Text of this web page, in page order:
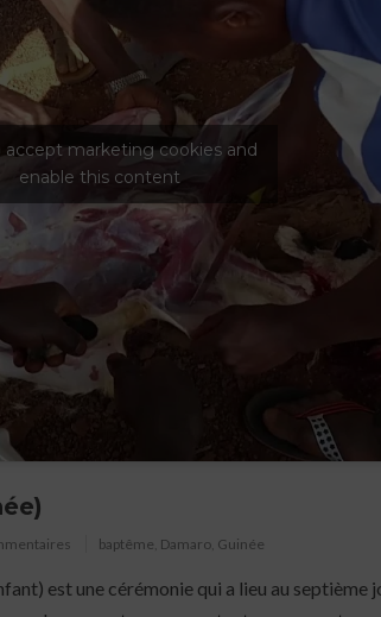
accept marketing cookies and
enable this content
baptême Damaro Guinée
est une cérémonie qui a lieu au septième